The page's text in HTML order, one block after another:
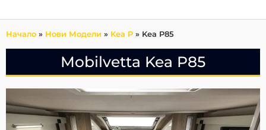
Начало » Нови Модели » Kea P » Kea P85
Mobilvetta Kea P85